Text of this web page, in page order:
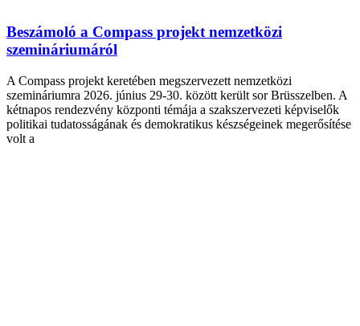
Beszámoló a Compass projekt nemzetközi
szemináriumáról
A Compass projekt keretében megszervezett nemzetközi
szemináriumra 2026. június 29-30. között került sor Brüsszelben. A
kétnapos rendezvény központi témája a szakszervezeti képviselők
politikai tudatosságának és demokratikus készségeinek megerősítése
volt a